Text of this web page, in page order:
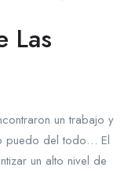
Las
un trabajo y
puedo del todo… El
un alto nivel de